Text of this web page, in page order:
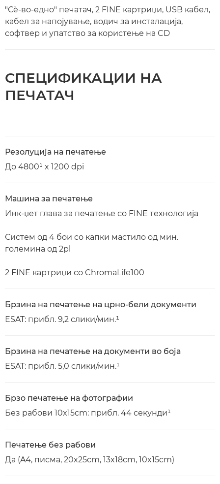
"Сè-во-едно" печатач, 2 FINE картриџи, USB кабел,
кабел за напојување, водич за инсталација,
софтвер и упатство за користење на CD
СПЕЦИФИКАЦИИ НА
ПЕЧАТАЧ
Резолуција на печатење
До 4800¹ x 1200 dpi
Машина за печатење
Инк-џет глава за печатење со FINE технологија
Систем од 4 бои со капки мастило од мин.
големина од 2pl
2 FINE картриџи со ChromaLife100
Брзина на печатење на црно-бели документи
ESAT: прибл. 9,2 слики/мин.¹
Брзина на печатење на документи во боја
ESAT: прибл. 5,0 слики/мин.¹
Брзо печатење на фотографии
Без рабови 10x15cm: прибл. 44 секунди¹
Печатење без рабови
Да (A4, писма, 20x25cm, 13x18cm, 10x15cm)